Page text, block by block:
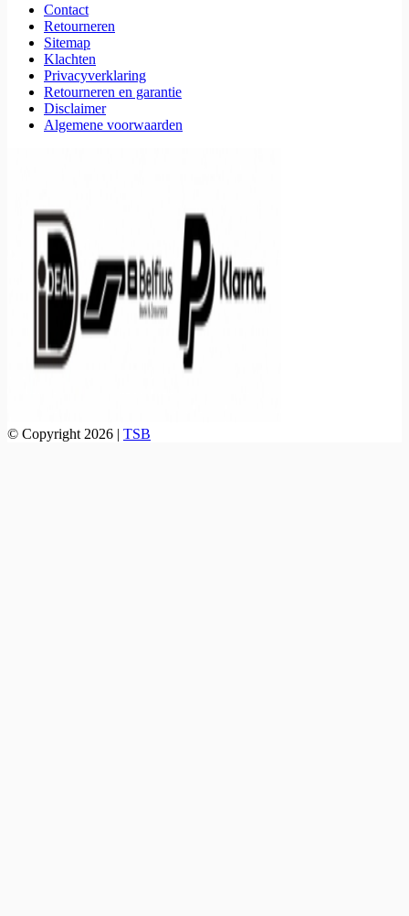
Contact
Retourneren
Sitemap
Klachten
Privacyverklaring
Retourneren en garantie
Disclaimer
Algemene voorwaarden
© Copyright 2026 | TSB